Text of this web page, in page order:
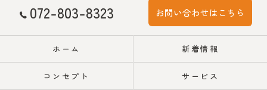
072-803-8323 お問い合わせはこちら
ホーム 新着情報
コンセプト サービス